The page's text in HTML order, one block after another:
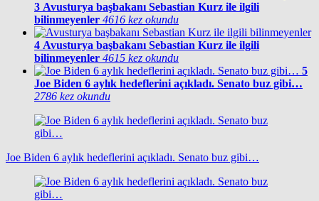
3 Avusturya başbakanı Sebastian Kurz ile ilgili
bilinmeyenler 4616 kez okundu
4 Avusturya başbakanı Sebastian Kurz ile ilgili
bilinmeyenler 4615 kez okundu
5
Joe Biden 6 aylık hedeflerini açıkladı. Senato buz gibi…
2786 kez okundu
Joe Biden 6 aylık hedeflerini açıkladı. Senato buz gibi…